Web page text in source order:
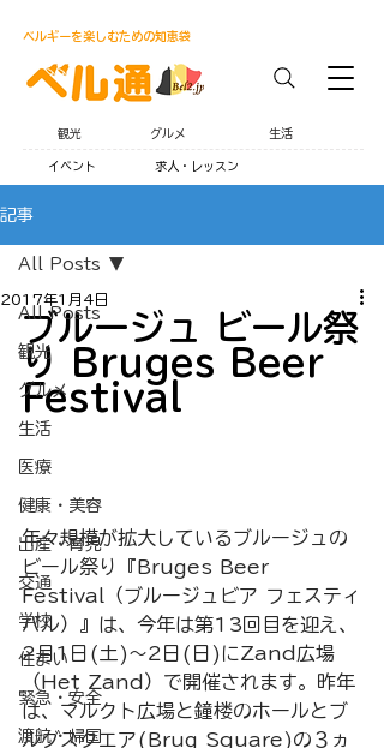
観光 グルメ 生活
求人・レッスン
ベルギーを楽しむための知恵袋
イベント
記事
All Posts
観光
グルメ
生活
医療
健康・美容
出産・育児
交通
学校
住まい
緊急・安全
渡航・帰国
All Posts
2017年1月4日
ブルージュ ビール祭
り Bruges Beer
Festival
年々規模が拡大しているブルージュの
ビール祭り『Bruges Beer
Festival（ブルージュビア フェスティ
バル）』は、今年は第13回目を迎え、
2月1日(土)～2日(日)にZand広場
（Het Zand）で開催されます。昨年
は、マルクト広場と鐘楼のホールとブ
ルグスクエア(Brug Square)の３ヵ